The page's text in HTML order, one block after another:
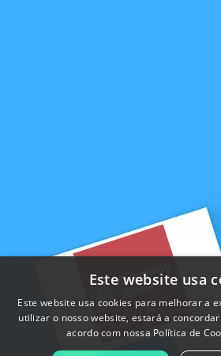
Este website usa
Este website usa cookies para melhorar a
utilizar o nosso website, estará a
acordo com nossa Política de